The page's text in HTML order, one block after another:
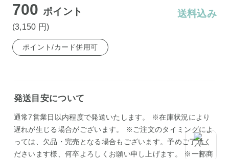
700ポイント
(3,150 円)
送料込み
ポイント/カード併用可
発送目安について
通常7営業日以内程度で発送いたします。 ※在庫状況により
遅れが生じる場合がございます。 ※ご注文のタイミングによ
っては、欠品・完売となる場合もございます。予めご了承く
ださいます様、何卒よろしくお願い申し上げます。 ※一部商